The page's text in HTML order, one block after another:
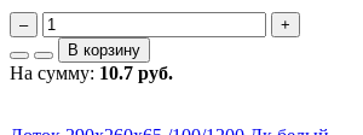
–
+
В корзину
На сумму: 10.7 руб.